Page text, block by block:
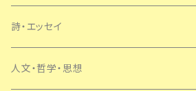
日本
外国
詩・エッセイ
人文・哲学・思想